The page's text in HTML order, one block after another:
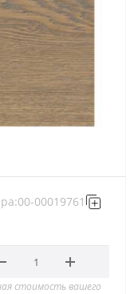
00-00019761
стоимость вашего